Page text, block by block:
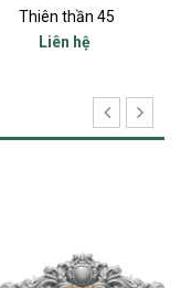
Thiên thần 45
Liên hệ